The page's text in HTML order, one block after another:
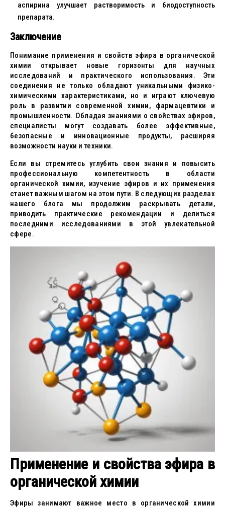
аспирина улучшает растворимость и биодоступность
препарата.
Заключение
Понимание применения и свойств эфира в органической
химии открывает новые горизонты для научных
исследований и практического использования. Эти
соединения не только обладают уникальными физико-
химическими характеристиками, но и играют ключевую
роль в развитии современной химии, фармацевтики и
промышленности. Обладая знаниями о свойствах эфиров,
специалисты могут создавать более эффективные,
безопасные и инновационные продукты, расширяя
возможности науки и техники.
Если вы стремитесь углубить свои знания и повысить
профессиональную компетентность в области
органической химии, изучение эфиров и их применения
станет важным шагом на этом пути. В следующих разделах
нашего блога мы продолжим раскрывать детали,
приводить практические рекомендации и делиться
последними исследованиями в этой увлекательной
сфере.
Применение и свойства эфира в
органической химии
Эфиры занимают важное место в органической химии